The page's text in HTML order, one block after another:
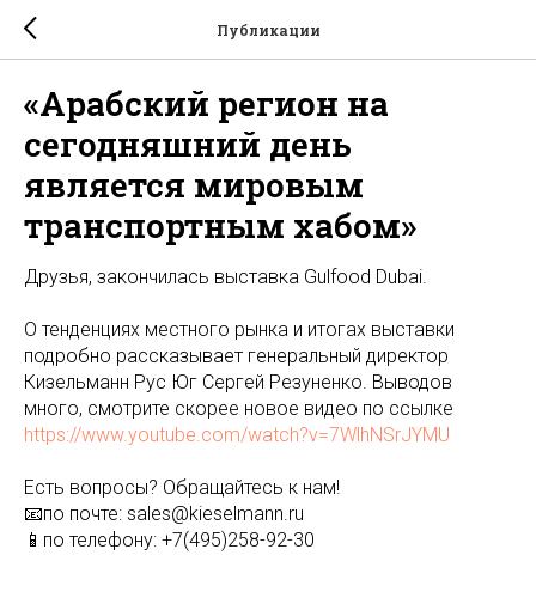
Публикации
«Арабский регион на
сегодняшний день
является мировым
транспортным хабом»
Друзья, закончилась выставка Gulfood Dubai.
О тенденциях местного рынка и итогах выставки
подробно рассказывает генеральный директор
Кизельманн Рус Юг Сергей Резуненко. Выводов
много, смотрите скорее новое видео по ссылке
https://www.youtube.com/watch?v=7WlhNSrJYMU
Есть вопросы? Обращайтесь к нам!
📧по почте: sales@kieselmann.ru
📱по телефону: +7(495)258-92-30